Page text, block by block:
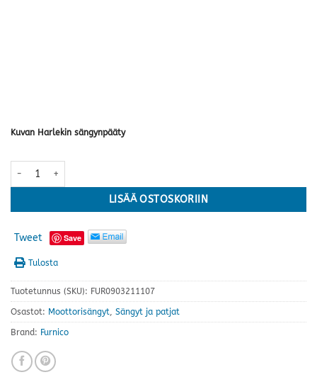
Kuvan Harlekin sängynpääty
Amore moottorisänky · useita kokoja ja värejä määrä
LISÄÄ OSTOSKORIIN
Tweet Save
Tulosta
Tuotetunnus (SKU): FUR0903211107
Osastot: Moottorisängyt, Sängyt ja patjat
Brand: Furnico